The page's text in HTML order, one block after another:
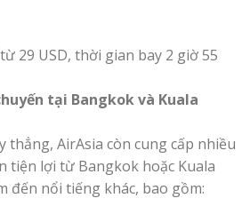
29 USD, thời gian bay 2 giờ 55
tại Bangkok và Kuala
thẳng, AirAsia còn cung cấp nhiều
tiện lợi từ Bangkok hoặc Kuala
đến nổi tiếng khác, bao gồm: